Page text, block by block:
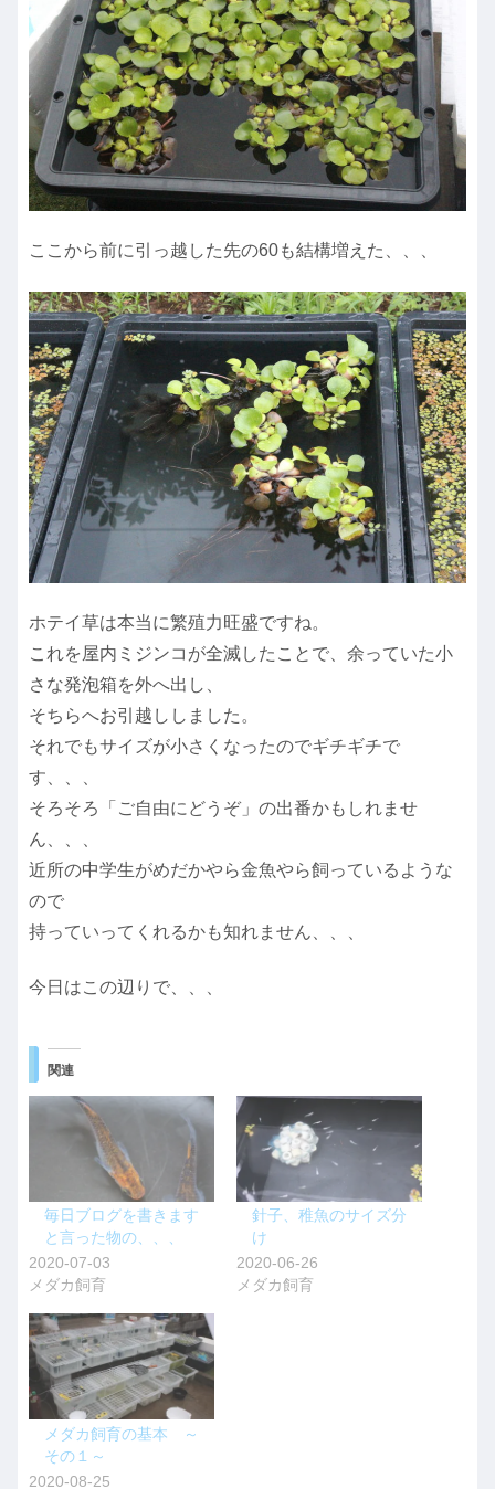
ここから前に引っ越した先の60も結構増えた、、、
ホテイ草は本当に繁殖力旺盛ですね。
これを屋内ミジンコが全滅したことで、余っていた小
さな発泡箱を外へ出し、
そちらへお引越ししました。
それでもサイズが小さくなったのでギチギチで
す、、、
そろそろ「ご自由にどうぞ」の出番かもしれませ
ん、、、
近所の中学生がめだかやら金魚やら飼っているような
ので
持っていってくれるかも知れません、、、
今日はこの辺りで、、、
関連
毎日ブログを書きます
と言った物の、、、
2020-07-03
メダカ飼育
針子、稚魚のサイズ分
け
2020-06-26
メダカ飼育
メダカ飼育の基本 ～
その１～
2020-08-25